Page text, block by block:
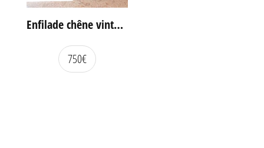
Enfilade chêne vintage portes coulissantes
750€